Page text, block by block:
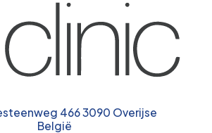
466 3090 Overijse
België